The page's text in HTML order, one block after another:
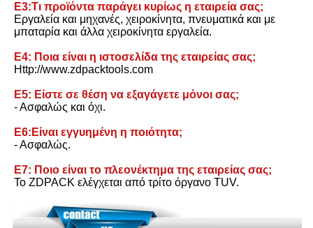
Ε3:Τι προϊόντα παράγει κυρίως η εταιρεία σας;
Εργαλεία και μηχανές, χειροκίνητα, πνευματικά και με
μπαταρία και άλλα χειροκίνητα εργαλεία.
Ε4: Ποια είναι η ιστοσελίδα της εταιρείας σας;
Http://www.zdpacktools.com
Ε5: Είστε σε θέση να εξαγάγετε μόνοι σας;
- Ασφαλώς και όχι.
Ε6:Είναι εγγυημένη η ποιότητα;
- Ασφαλώς.
Ε7: Ποιο είναι το πλεονέκτημα της εταιρείας σας;
Το ZDPACK ελέγχεται από τρίτο όργανο TUV.